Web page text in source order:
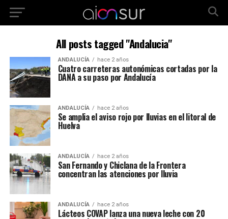
All posts tagged "Andalucia"
ANDALUCÍA hace 2 años
Cuatro carreteras autonómicas cortadas por la
DANA a su paso por Andalucía
ANDALUCÍA hace 2 años
Se amplia el aviso rojo por lluvias en el litoral de
Huelva
ANDALUCÍA hace 2 años
San Fernando y Chiclana de la Frontera
concentran las atenciones por lluvia
ANDALUCÍA hace 2 años
Lácteos COVAP lanza una nueva leche con 20